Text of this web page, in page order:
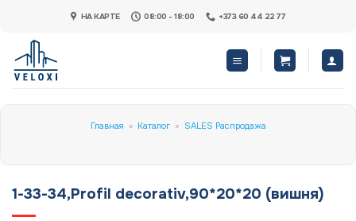
content
НА КАРТЕ 08:00 - 18:00 +373 60 44 22 77
Главная » Каталог » SALES Распродажа
1-33-34,Profil decorativ,90*20*20 (вишня)